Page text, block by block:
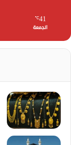
41
℃
الجمعة